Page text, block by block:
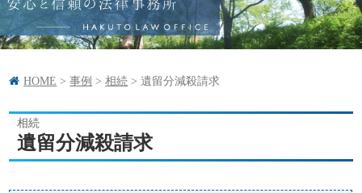
HOME >事例 >相続 >遺留分減殺請求
相続
遺留分減殺請求